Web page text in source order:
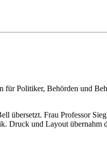
Politiker, Behörden und
übersetzt. Frau Professor
und Layout übernahm